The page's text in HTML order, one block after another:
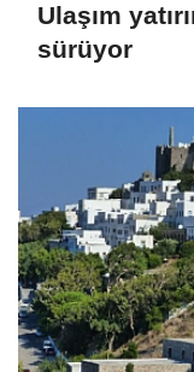
Ulaşım
sürüyor